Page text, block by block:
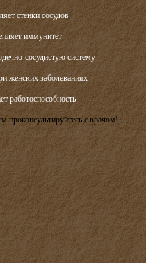
стенки сосудов
иммунитет
сосудистую систему
женских заболеваниях
работоспособность
проконсультируйтесь с врачом!